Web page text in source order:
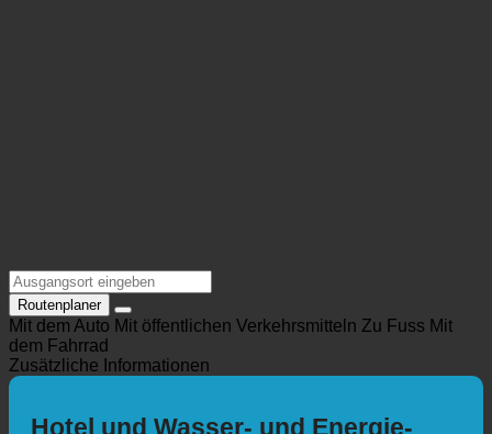
Routenplaner
Mit dem Auto
dem Fahrrad
Zusätzliche Informationen